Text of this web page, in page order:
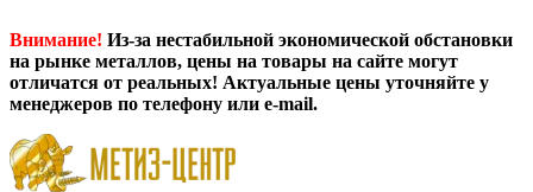
Внимание! Из-за нестабильной экономической обстановки
на рынке металлов, цены на товары на сайте могут
отличатся от реальных! Актуальные цены уточняйте у
менеджеров по телефону или e-mail.